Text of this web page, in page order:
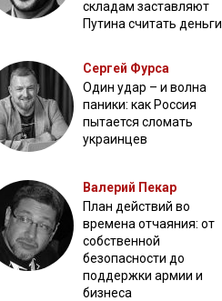
складам заставляют
Путина считать деньги
Сергей Фурса
Один удар – и волна
паники: как Россия
пытается сломать
украинцев
Валерий Пекар
План действий во
времена отчаяния: от
собственной
безопасности до
поддержки армии и
бизнеса